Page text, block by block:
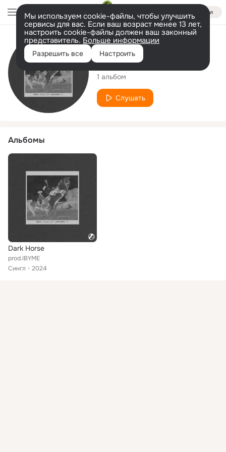
Войти
Мы используем cookie-файлы, чтобы улучшить
сервисы для вас. Если ваш возраст менее 13 лет,
настроить cookie-файлы должен ваш законный
представитель. Больше информации
Разрешить все Настроить
Исполнитель
prod.IBYME
1 альбом
Слушать
Альбомы
Dark Horse
prod.IBYME
Сингл
2024